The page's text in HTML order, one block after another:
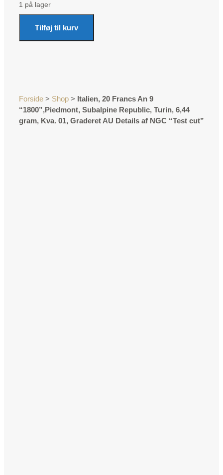
Forside > Shop > Italien, 20 Francs An 9
“1800”,Piedmont, Subalpine Republic, Turin, 6,44
gram, Kva. 01, Graderet AU Details af NGC “Test cut”
1 på lager
Tilføj til kurv